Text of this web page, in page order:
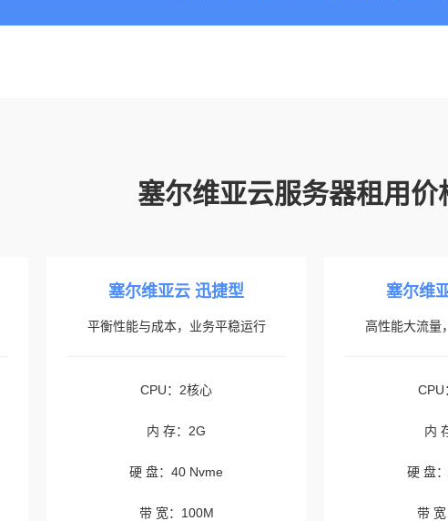
塞尔维亚云服务器租用价
塞尔维亚云 迅捷型
平衡性能与成本，业务平稳运行
CPU：2核心
内 存：2G
硬 盘：40 Nvme
带 宽：100M
塞尔维
高性能大流量
CPU
内
硬 盘
带